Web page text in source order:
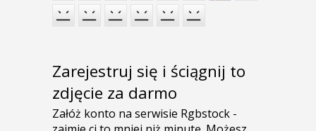
Zarejestruj się i ściągnij to
zdjęcie za darmo